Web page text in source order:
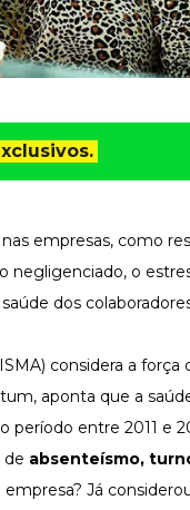
empresas, como
negligenciado, o
dos
considera a força
aponta que a
entre 2011 e
de absenteísmo,
Já